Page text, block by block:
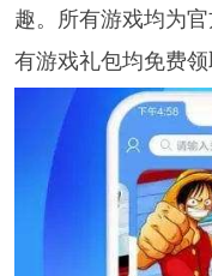
趣。所有游戏均为
有游戏礼包均免费